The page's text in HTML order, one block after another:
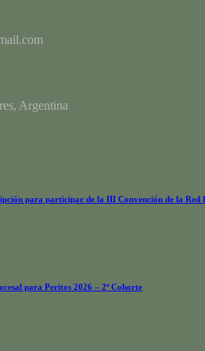
Argentina
para participar de la III Convención de la Red
para Peritos 2026 – 2ª Cohorte